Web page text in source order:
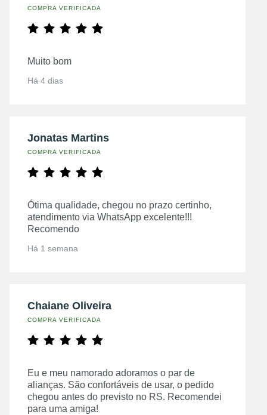
COMPRA VERIFICADA
Muito bom
Há 4 dias
Jonatas Martins
COMPRA VERIFICADA
Ótima qualidade, chegou no prazo certinho,
atendimento via WhatsApp excelente!!!
Recomendo
Há 1 semana
Chaiane Oliveira
COMPRA VERIFICADA
Eu e meu namorado adoramos o par de
alianças. São confortáveis de usar, o pedido
chegou antes do previsto no RS. Recomendei
para uma amiga!